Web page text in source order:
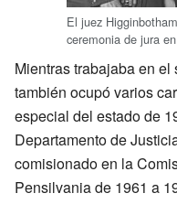
El juez
ceremonia de jura
Mientras trabajaba en
también ocupó varios
especial del estado de
Departamento de
comisionado en la
Pensilvania de 1961 a